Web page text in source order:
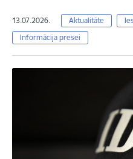
13.07.2026. Aktualitāte
Informācija presei